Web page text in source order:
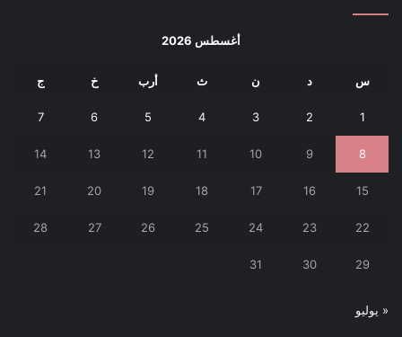
أغسطس 2026
س د ن ث أرب خ ج
1
2
3
4
5
6
7
8
9
10
11
12
13
14
15
16
17
18
19
20
21
22
23
24
25
26
27
28
29
30
31
« يوليو